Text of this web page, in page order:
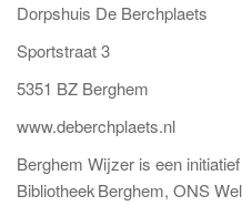
Dorpshuis De Berchplaets
Sportstraat 3
5351 BZ Berghem
www.deberchplaets.nl
Berghem Wijzer is een
Bibliotheek Berghem, ONS